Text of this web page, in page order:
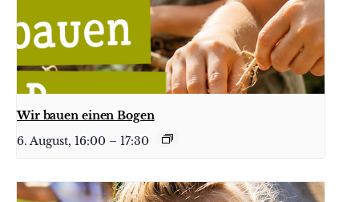
Wir bauen einen Bogen
6. August, 16:00 – 17:30